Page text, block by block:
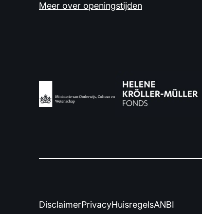
Meer over openingstijden
DisclaimerPrivacyHuisregelsANBI